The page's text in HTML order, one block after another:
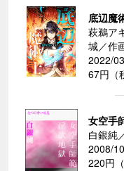
底辺魔
萩鵜ア
城／作
2022/
67円（
女空手
白銀純
2008/
220円（